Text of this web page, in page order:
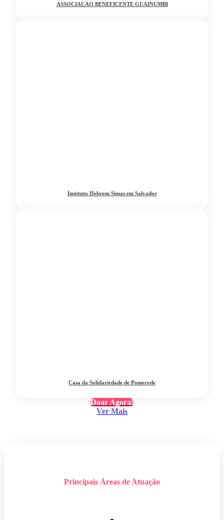
ASSOCIACAO BENEFICENTE GUAINUMBI
Instituto Hebrom Simas em Salvador
Casa da Solidariedade de Pomerode
Doar Agora!
Ver Mais
Principais Áreas de Atuação